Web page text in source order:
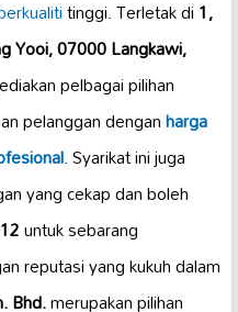
tinggi. Terletak di1,
Yooi, 07000 Langkawi,
pelbagai pilihan
pelanggan denganharga
. Syarikat ini juga
yang cekap dan boleh
untuk sebarang
reputasi yang kukuh dalam
Bhd.merupakan pilihan